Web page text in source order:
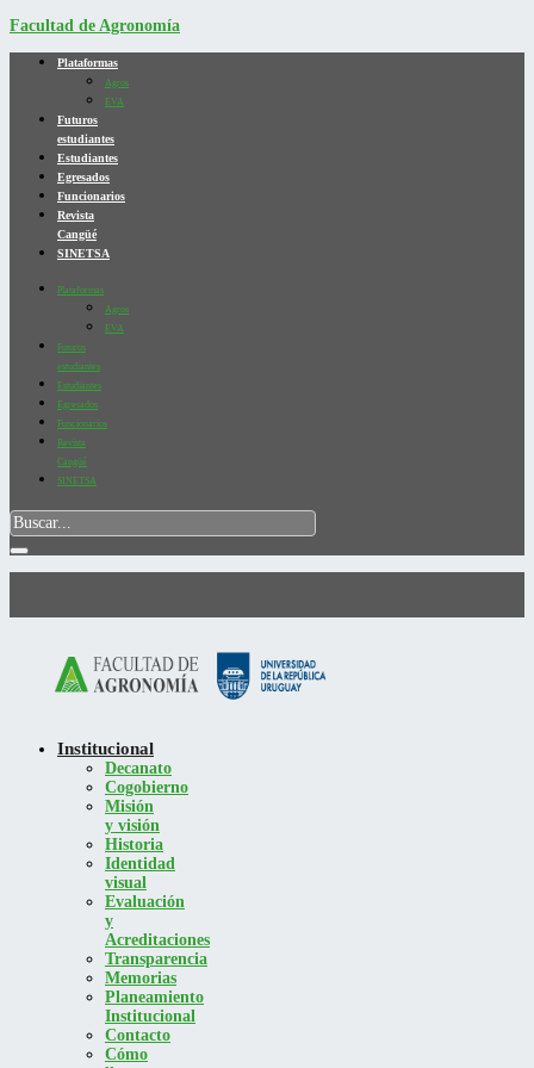
Facultad de Agronomía
Plataformas
Agros
EVA
Futuros
estudiantes
Estudiantes
Egresados
Funcionarios
Revista
Cangüé
SINETSA
Plataformas
Agros
EVA
Futuros
estudiantes
Estudiantes
Egresados
Funcionarios
Revista
Cangüé
SINETSA
Institucional
Decanato
Cogobierno
Misión
y visión
Historia
Identidad
visual
Evaluación
y
Acreditaciones
Transparencia
Memorias
Planeamiento
Institucional
Contacto
Cómo